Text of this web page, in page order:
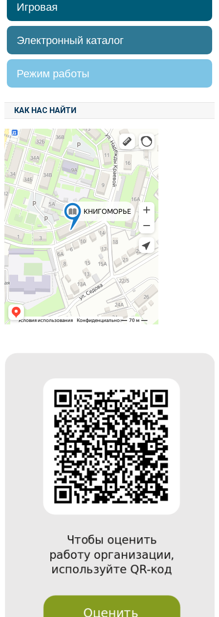
Игровая
Электронный каталог
Режим работы
КАК НАС НАЙТИ